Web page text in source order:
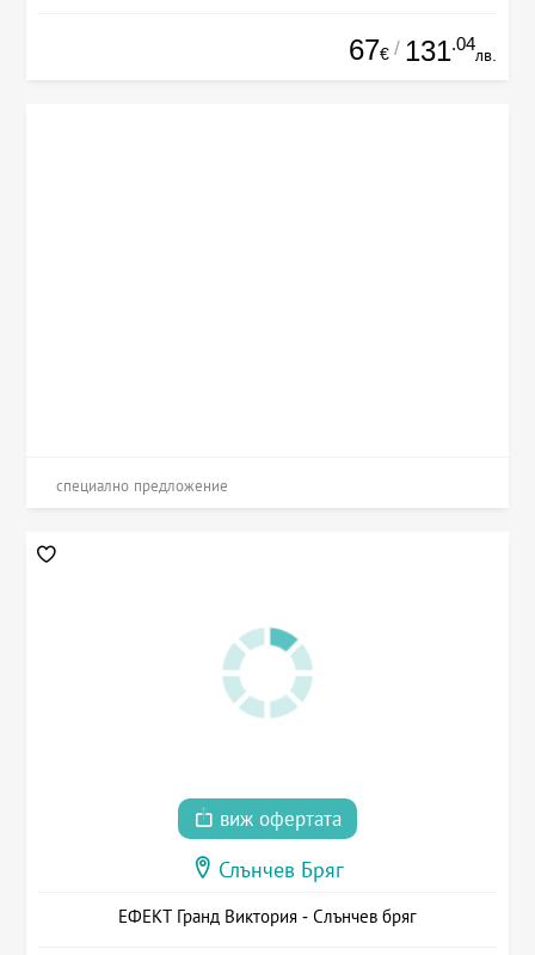
67€ / 131.04
лв.
специално предложение
виж офертата
Слънчев Бряг
ЕФЕКТ Гранд Виктория - Слънчев бряг